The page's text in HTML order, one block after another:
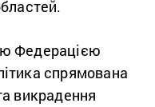
Федерацією
спрямована
викрадення